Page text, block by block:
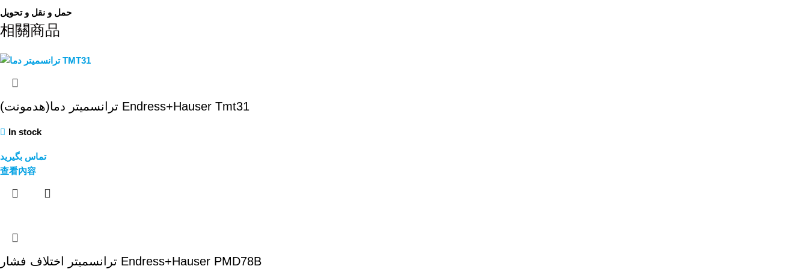
حمل و نقل و تحویل
相關商品
ترانسمیتر دما(هدمونت) Endress+Hauser Tmt31
In stock
تماس بگیرید
查看內容
ترانسمیتر اختلاف فشار Endress+Hauser PMD78B